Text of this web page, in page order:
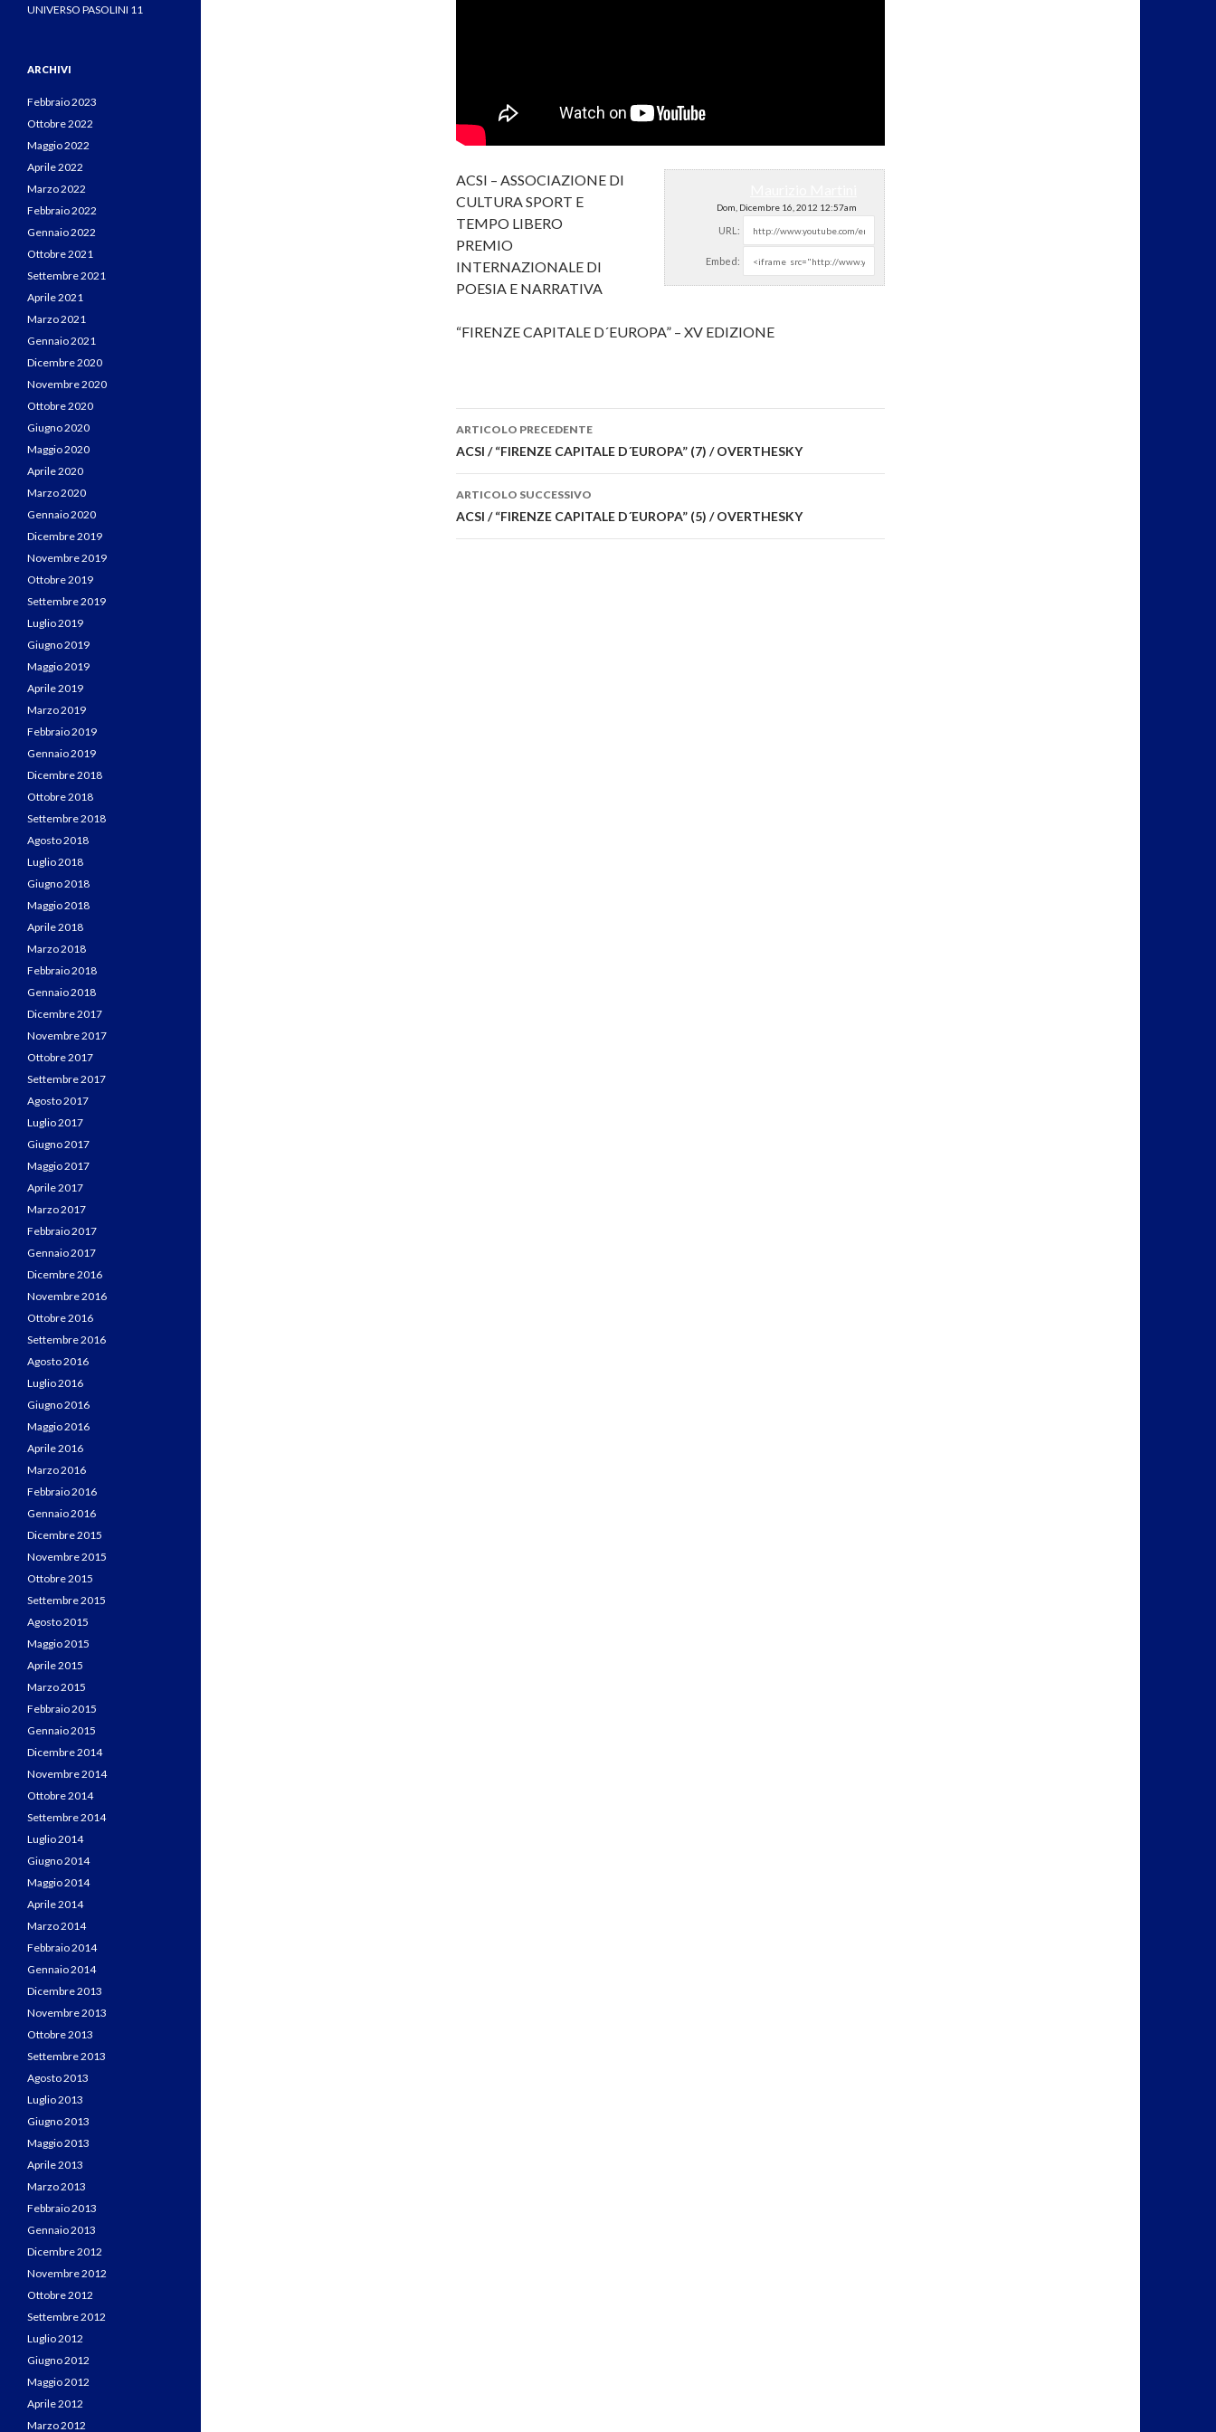
Dom, Dicembre 16, 2012 12:57am
URL:
Embed:
ACSI – ASSOCIAZIONE DI
CULTURA SPORT E
TEMPO LIBERO
PREMIO
INTERNAZIONALE DI
POESIA E NARRATIVA
“FIRENZE CAPITALE D´EUROPA” – XV EDIZIONE
Navigazione articolo
ARTICOLO PRECEDENTE
ACSI / “FIRENZE CAPITALE D´EUROPA” (7) / OVERTHESKY
ARTICOLO SUCCESSIVO
ACSI / “FIRENZE CAPITALE D´EUROPA” (5) / OVERTHESKY
UNIVERSO PASOLINI 11
ARCHIVI
Febbraio 2023
Ottobre 2022
Maggio 2022
Aprile 2022
Marzo 2022
Febbraio 2022
Gennaio 2022
Ottobre 2021
Settembre 2021
Aprile 2021
Marzo 2021
Gennaio 2021
Dicembre 2020
Novembre 2020
Ottobre 2020
Giugno 2020
Maggio 2020
Aprile 2020
Marzo 2020
Gennaio 2020
Dicembre 2019
Novembre 2019
Ottobre 2019
Settembre 2019
Luglio 2019
Giugno 2019
Maggio 2019
Aprile 2019
Marzo 2019
Febbraio 2019
Gennaio 2019
Dicembre 2018
Ottobre 2018
Settembre 2018
Agosto 2018
Luglio 2018
Giugno 2018
Maggio 2018
Aprile 2018
Marzo 2018
Febbraio 2018
Gennaio 2018
Dicembre 2017
Novembre 2017
Ottobre 2017
Settembre 2017
Agosto 2017
Luglio 2017
Giugno 2017
Maggio 2017
Aprile 2017
Marzo 2017
Febbraio 2017
Gennaio 2017
Dicembre 2016
Novembre 2016
Ottobre 2016
Settembre 2016
Agosto 2016
Luglio 2016
Giugno 2016
Maggio 2016
Aprile 2016
Marzo 2016
Febbraio 2016
Gennaio 2016
Dicembre 2015
Novembre 2015
Ottobre 2015
Settembre 2015
Agosto 2015
Maggio 2015
Aprile 2015
Marzo 2015
Febbraio 2015
Gennaio 2015
Dicembre 2014
Novembre 2014
Ottobre 2014
Settembre 2014
Luglio 2014
Giugno 2014
Maggio 2014
Aprile 2014
Marzo 2014
Febbraio 2014
Gennaio 2014
Dicembre 2013
Novembre 2013
Ottobre 2013
Settembre 2013
Agosto 2013
Luglio 2013
Giugno 2013
Maggio 2013
Aprile 2013
Marzo 2013
Febbraio 2013
Gennaio 2013
Dicembre 2012
Novembre 2012
Ottobre 2012
Settembre 2012
Luglio 2012
Giugno 2012
Maggio 2012
Aprile 2012
Marzo 2012